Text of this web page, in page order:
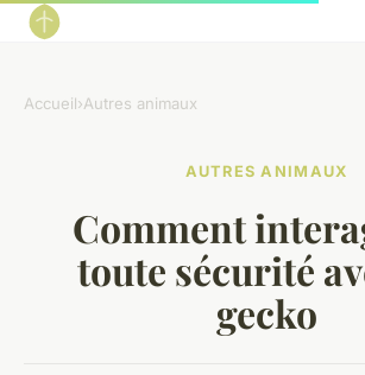
Accueil›Autres animaux
AUTRES ANIMAUX
Comment
toute sécurité
gecko